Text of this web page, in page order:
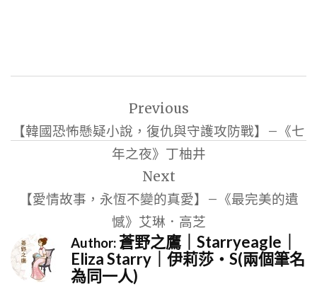
導
Previous
【韓國恐怖懸疑小說，復仇與守護攻防戰】–《七
年之夜》丁柚井
Next
【愛情故事，永恆不變的真愛】–《最完美的遺
憾》艾琳．高芝
Author:蒼野之鷹｜Starryeagle｜
Eliza Starry｜伊莉莎・S(兩個筆名
為同一人)